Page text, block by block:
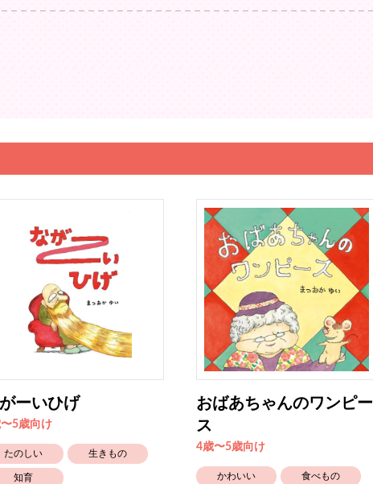
ーいひげ
5歳向け
たのしい 生きもの
知育
おばあちゃんのワンピー
ス
4歳〜5歳向け
かわいい 食べもの